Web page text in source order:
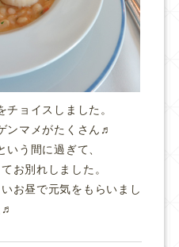
ョイスしました。
ンマメがたくさん♬
いう間に過ぎて、
お別れしました。
お昼で元気をもらいまし
♬